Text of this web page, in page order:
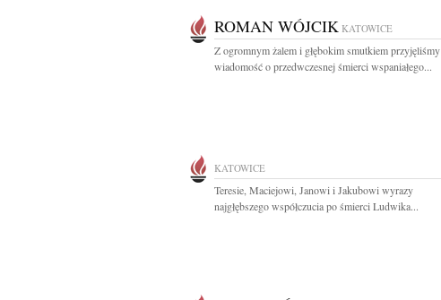
ROMAN WÓJCIK KATOWICE
Z ogromnym żalem i głębokim smutkiem przyjęliśmy
wiadomość o przedwczesnej śmierci wspaniałego...
KATOWICE
Teresie, Maciejowi, Janowi i Jakubowi wyrazy
najgłębszego współczucia po śmierci Ludwika...